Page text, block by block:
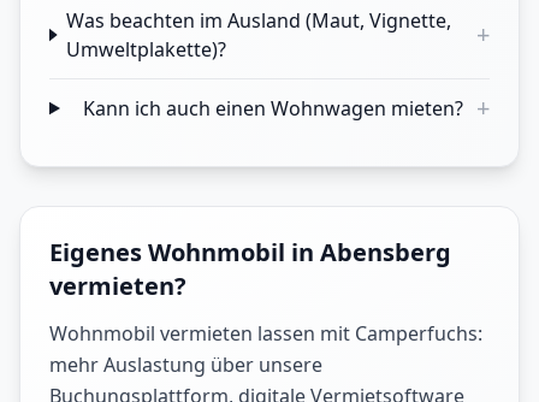
Was beachten im Ausland (Maut, Vignette,
Umweltplakette)?
+
Kann ich auch einen Wohnwagen mieten? +
Eigenes Wohnmobil in Abensberg
vermieten?
Wohnmobil vermieten lassen mit Camperfuchs:
mehr Auslastung über unsere
Buchungsplattform, digitale Vermietsoftware